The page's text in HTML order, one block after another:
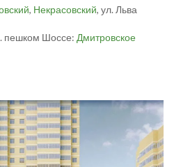
, Некрасовский, ул. Льва
пешком Шоссе: Дмитровское